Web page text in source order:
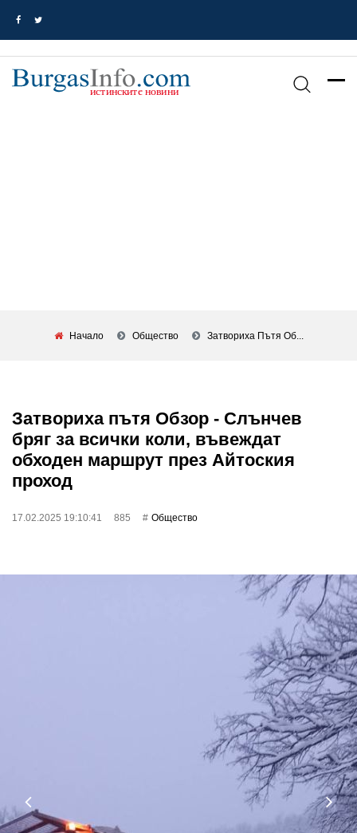
Начало Общество Затвориха Пътя Об...
Затвориха пътя Обзор - Слънчев
бряг за всички коли, въвеждат
обходен маршрут през Айтоския
проход
17.02.2025 19:10:41 885 Общество